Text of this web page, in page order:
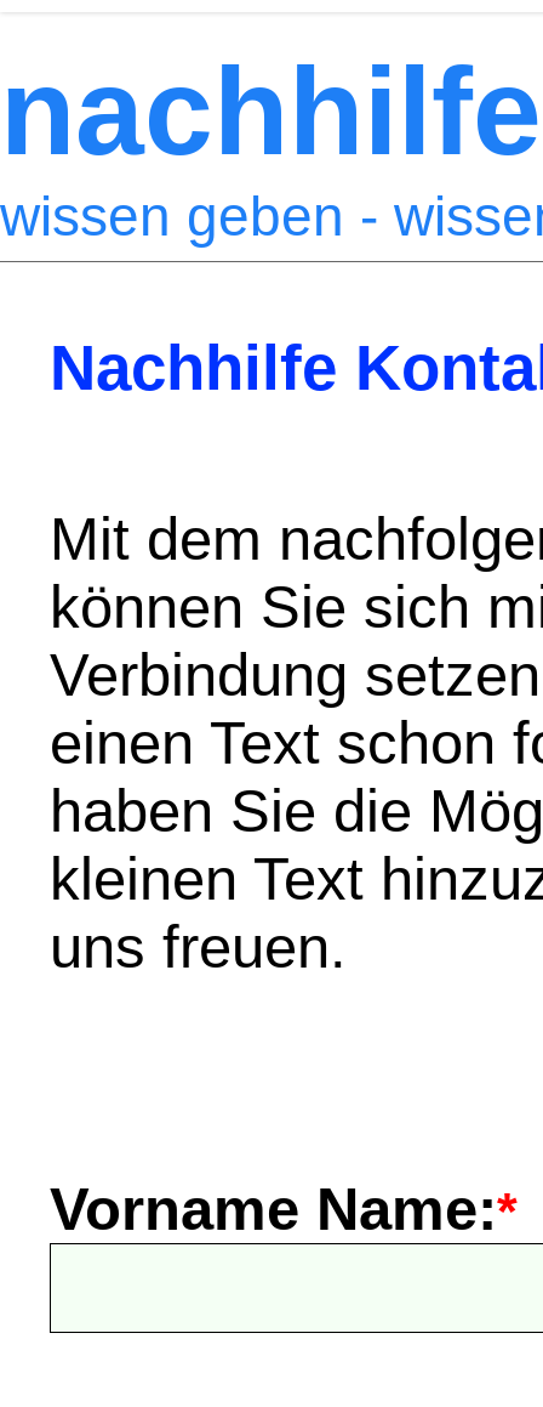
wissen geben -
Nachhilfe
Mit dem
können Sie sich
Verbindung
einen Text schon
haben Sie die
kleinen Text
uns freuen.
Vorname Name:*